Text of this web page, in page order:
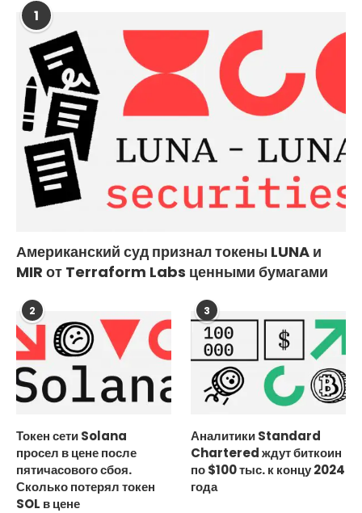
1
Американский суд признал токены LUNA и
MIR от Terraform Labs ценными бумагами
2
Токен сети Solana
просел в цене после
пятичасового сбоя.
Сколько потерял токен
SOL в цене
3
Аналитики Standard
Chartered ждут биткоин
по $100 тыс. к концу 2024
года